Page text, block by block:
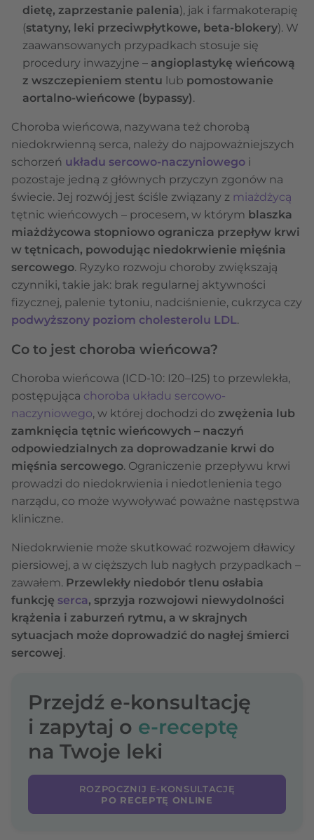
dietę, zaprzestanie palenia), jak i farmakoterapię
(statyny, leki przeciwpłytkowe, beta-blokery). W
zaawansowanych przypadkach stosuje się
procedury inwazyjne – angioplastykę wieńcową
z wszczepieniem stentu lub pomostowanie
aortalno-wieńcowe (bypassy).
Choroba wieńcowa, nazywana też chorobą
niedokrwienną serca, należy do najpoważniejszych
schorzeń układu sercowo-naczyniowego i
pozostaje jedną z głównych przyczyn zgonów na
świecie. Jej rozwój jest ściśle związany z miażdżycą
tętnic wieńcowych – procesem, w którym blaszka
miażdżycowa stopniowo ogranicza przepływ krwi
w tętnicach, powodując niedokrwienie mięśnia
sercowego. Ryzyko rozwoju choroby zwiększają
czynniki, takie jak: brak regularnej aktywności
fizycznej, palenie tytoniu, nadciśnienie, cukrzyca czy
podwyższony poziom cholesterolu LDL.
Co to jest choroba wieńcowa?
Choroba wieńcowa (ICD-10: I20–I25) to przewlekła,
postępująca choroba układu sercowo-
naczyniowego, w której dochodzi do zwężenia lub
zamknięcia tętnic wieńcowych – naczyń
odpowiedzialnych za doprowadzanie krwi do
mięśnia sercowego. Ograniczenie przepływu krwi
prowadzi do niedokrwienia i niedotlenienia tego
narządu, co może wywoływać poważne następstwa
kliniczne.
Niedokrwienie może skutkować rozwojem dławicy
piersiowej, a w cięższych lub nagłych przypadkach –
zawałem. Przewlekły niedobór tlenu osłabia
funkcję serca, sprzyja rozwojowi niewydolności
krążenia i zaburzeń rytmu, a w skrajnych
sytuacjach może doprowadzić do nagłej śmierci
sercowej.
Przejdź e-konsultację
i zapytaj o e-receptę
na Twoje leki
ROZPOCZNIJ E-KONSULTACJĘ
PO RECEPTĘ ONLINE